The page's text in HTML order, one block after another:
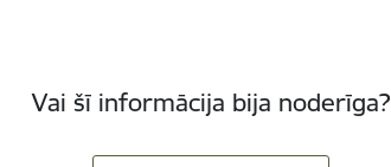
Vai šī informācija bija noderīga?